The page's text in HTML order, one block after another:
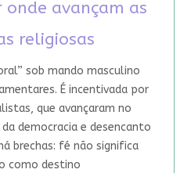
onde avançam as
religiosas
sob mando masculino
É incentivada por
que avançaram no
democracia e desencanto
brechas: fé não significa
como destino